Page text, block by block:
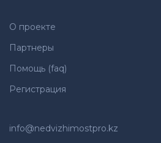
О проекте
Партнеры
Помощь (faq)
Регистрация
info@nedvizhimostpro.kz